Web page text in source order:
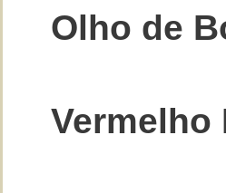
Olho de
Vermelho